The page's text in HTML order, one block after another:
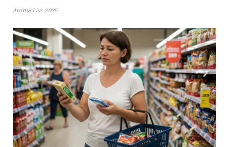
AUGUST 22, 2025